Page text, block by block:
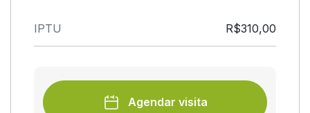
IPTU R$310,00
Agendar visita